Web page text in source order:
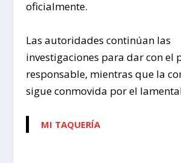
oficialmente.
Las autoridades continúan las
investigaciones para dar con el
responsable, mientras que la
sigue conmovida por el
MI TAQUERÍA